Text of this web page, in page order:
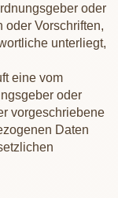
oder
oder Vorschriften,
unterliegt,
eine vom
oder
vorgeschriebene
Daten